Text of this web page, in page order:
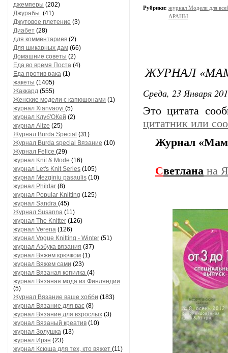
джемперы (202)
Джурабы. (41)
Джутовое плетение (3)
Диабет (28)
для комментариев (2)
Для шикарных дам (66)
Домашние советы (2)
Еда во время Поста (4)
Еда против рака (1)
жакеты (1405)
Жаккард (555)
Женские модели с капюшонами (1)
журнал Xianvaoyi (5)
журнал Клуб'ОКей (2)
журнал Alize (25)
Журнал Burda Special (31)
Журнал Burda special Вязание (10)
Журнал Felice (29)
журнал Knit & Mode (16)
журнал Let's Knit Series (105)
журнал Mezginiu pasaulis (10)
журнал Phildar (8)
журнал Popular Knitting (125)
журнал Sandra (45)
Журнал Susanna (11)
журнал The Knitter (126)
журнал Verena (126)
журнал Vogue Knitting - Winter (51)
журнал Азбука вязания (37)
журнал Вяжем крючком (1)
журнал Вяжем сами (23)
журнал Вязаная копилка (4)
журнал Вязаная мода из Финляндии
(5)
Журнал Вязание ваше хобби (183)
журнал Вязание для вас (8)
журнал Вязание для взрослых (3)
журнал Вязаный креатив (10)
журнал Золушка (13)
журнал Ирэн (23)
журнал Ксюша для тех, кто вяжет (11)
Рубрики: журнал Модели для
АРАНЫ
ЖУРНАЛ
Среда, 23 Января
Это цитата
цитатник или
Журнал
Светлана на